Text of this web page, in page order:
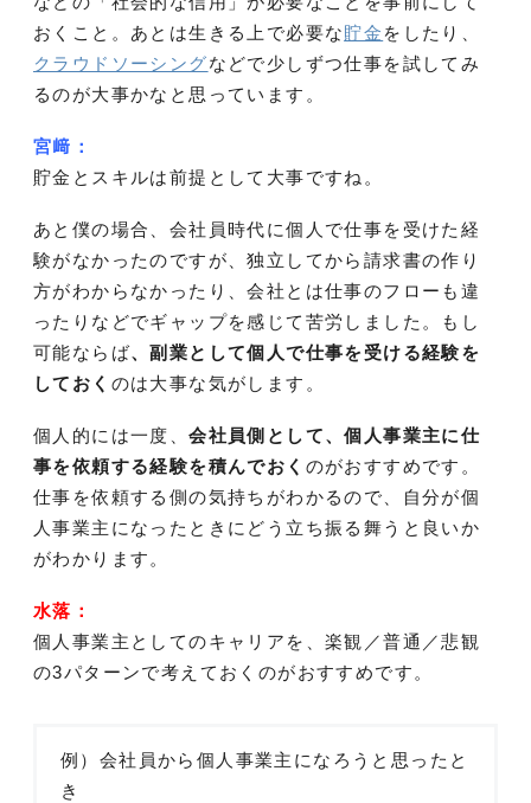
おくこと。あとは生きる上で必要な貯金 をしたり、
クラウドソーシングなどで少しずつ仕事を試してみ
るのが大事かなと思っています。
宮﨑：
貯金とスキルは前提として大事ですね。
あと僕の場合、会社員時代に個人で仕事を受けた経
験がなかったのですが、独立してから請求書の作り
方がわからなかったり、会社とは仕事のフローも違
ったりなどでギャップを感じて苦労しました。もし
可能ならば、副業として個人で仕事を受ける経験を
しておく のは大事な気がします。
個人的には一度、会社員側として、個人事業主に仕
事を依頼する経験を積んでおく のがおすすめです。
仕事を依頼する側の気持ちがわかるので、自分が個
人事業主になったときにどう立ち振る舞うと良いか
がわかります。
水落：
個人事業主としてのキャリアを、楽観／普通／悲観
の3パターンで考えておくのがおすすめです。
例）会社員から個人事業主になろうと思ったと
き